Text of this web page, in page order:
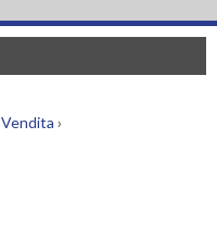
Vendita ›